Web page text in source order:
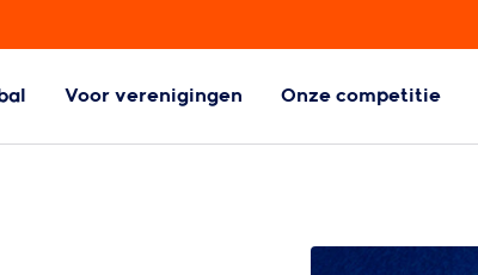
Voor verenigingen Onze competitie